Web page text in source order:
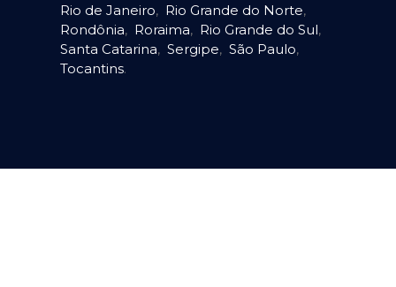
Rio de Janeiro, Rio Grande do Norte,
Rondônia, Roraima, Rio Grande do Sul,
Santa Catarina, Sergipe, São Paulo,
Tocantins.